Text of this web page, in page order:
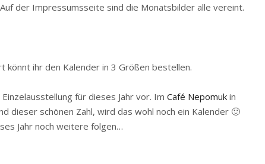
der Impressumsseite sind die Monatsbilder alle vereint.
könnt ihr den Kalender in 3 Größen bestellen.
für dieses Jahr vor. Im Café Nepomuk in
dieser schönen Zahl, wird das wohl noch ein Kalender 🙂
Jahr noch weitere folgen…